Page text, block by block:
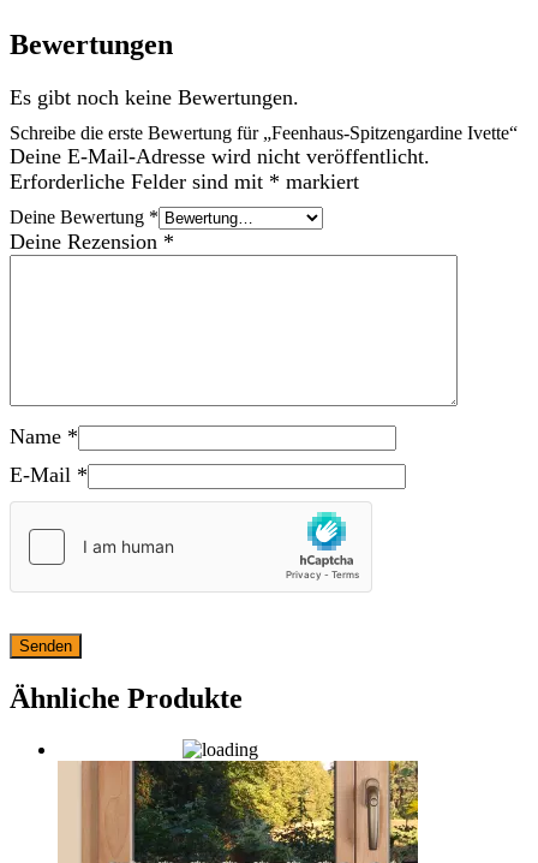
Bewertungen
Es gibt noch keine Bewertungen.
Schreibe die erste Bewertung für „Feenhaus-Spitzengardine Ivette“
Deine E-Mail-Adresse wird nicht veröffentlicht.
Erforderliche Felder sind mit * markiert
Deine Bewertung *
Deine Rezension *
Name *
E-Mail *
Ähnliche Produkte